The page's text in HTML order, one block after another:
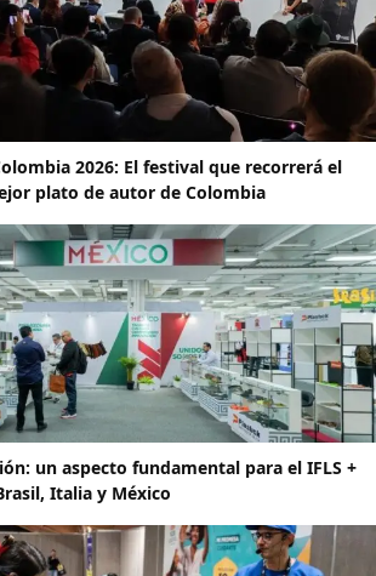
2026: El festival que recorrerá el
plato de autor de Colombia
un aspecto fundamental para el IFLS +
Italia y México